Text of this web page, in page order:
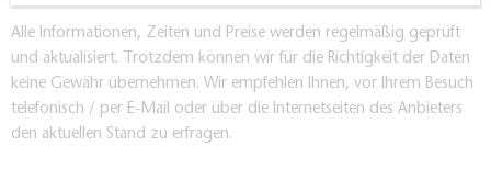
Alle Informationen, Zeiten und Preise werden regelmäßig geprüft
und aktualisiert. Trotzdem können wir für die Richtigkeit der Daten
keine Gewähr übernehmen. Wir empfehlen Ihnen, vor Ihrem Besuch
telefonisch / per E-Mail oder über die Internetseiten des Anbieters
den aktuellen Stand zu erfragen.